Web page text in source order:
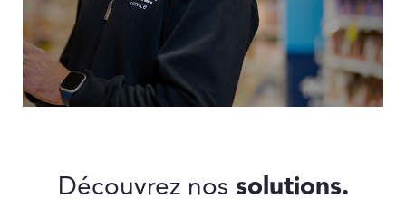
Découvrez nos solutions.